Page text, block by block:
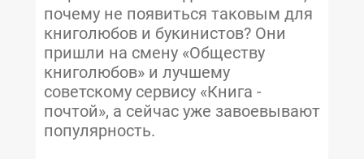
почему не появиться таковым для
книголюбов и букинистов? Они
пришли на смену «Обществу
книголюбов» и лучшему
советскому сервису «Книга -
почтой», а сейчас уже завоевывают
популярность.